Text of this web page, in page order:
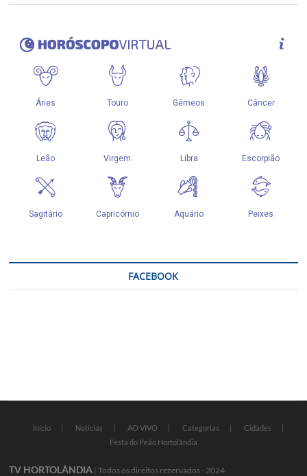
FACEBOOK
Início Notícias AO VIVO Categorias
Cidades
Festa do Peão Hortolândia
TV HORTOLÂNDIA | Todos os direitos rezervados - 2024